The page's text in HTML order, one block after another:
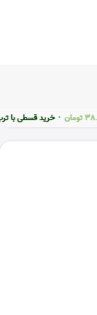
• خرید قسطی با ترب‌پی